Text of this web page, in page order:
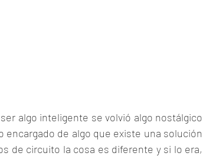
algo inteligente se volvió algo nostálgico
de algo que existe una solución
de circuito la cosa es diferente y si lo era,